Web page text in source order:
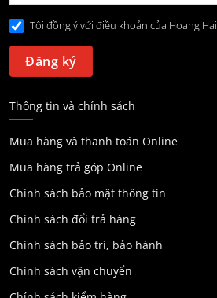
Tôi đồng ý với điều khoản của Hoang Hai
Thông tin và chính sách
Mua hàng và thanh toán Online
Mua hàng trả góp Online
Chính sách bảo mật thông tin
Chính sách đổi trả hàng
Chính sách bảo trì, bảo hành
Chính sách vận chuyển